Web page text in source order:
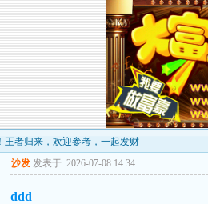
王者归来，欢迎参考，一起发财
沙发 发表于: 2026-07-08 14:34
ddd